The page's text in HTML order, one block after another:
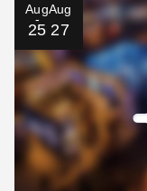
Aug
25
Aug
27
×